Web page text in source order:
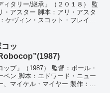
ィタリー/継承」（２０１８） 監
・アスター 脚本：アリ・アスタ
ケヴィン・スコット・フレイク
・クレストン、ガブリエル・バ
ョナサ...
コッ
ップ」（1987） 監督：ポール・
ベン 脚本：エドワード・ニュー
、マイケル・マイヤー 製作：ア